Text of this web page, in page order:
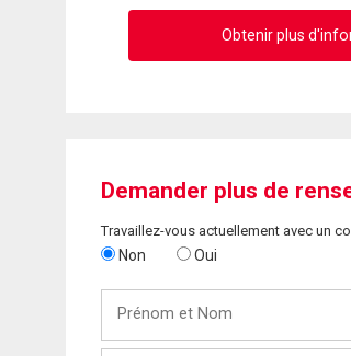
Obtenir plus
Demander plus de
Travaillez-vous actuellement avec un
Non Oui
Nom